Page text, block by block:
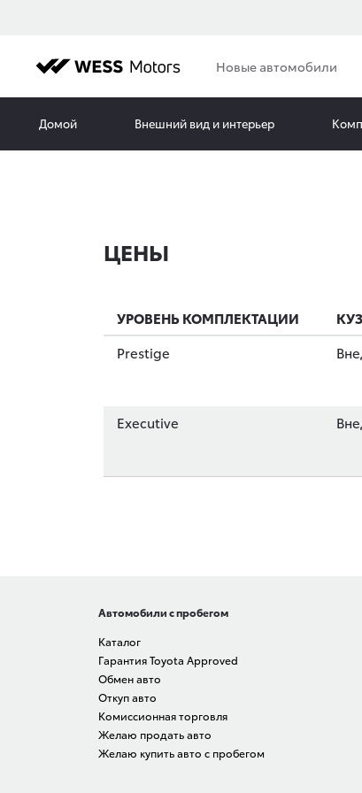
Новые автомобили
Домой Внешний вид и интерьер
ЦЕНЫ
УРОВЕНЬ КОМПЛЕКТАЦИИ
Prestige
Executive
Автомобили с пробегом
Каталог
Гарантия Toyota Approved
Обмен авто
Откуп авто
Комиссионная торговля
Желаю продать авто
Желаю купить авто с пробегом